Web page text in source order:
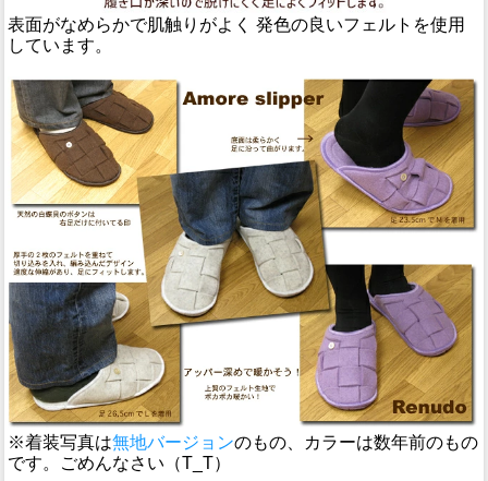
表面がなめらかで肌触りがよく 発色の良いフェルトを使用
しています。
※着装写真は無地バージョンのもの、カラーは数年前のもの
です。ごめんなさい（T_T）